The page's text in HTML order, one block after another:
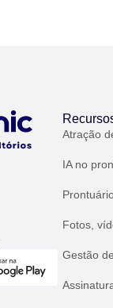
Atração
IA no
Fotos,
Gestão